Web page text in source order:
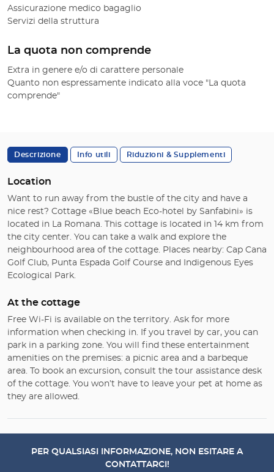
Assicurazione medico bagaglio
Servizi della struttura
La quota non comprende
Extra in genere e/o di carattere personale
Quanto non espressamente indicato alla voce "La quota
comprende"
Descrizione Info utili Riduzioni & Supplementi
Location
Want to run away from the bustle of the city and have a
nice rest? Cottage «Blue beach Eco-hotel by Sanfabini» is
located in La Romana. This cottage is located in 14 km from
the city center. You can take a walk and explore the
neighbourhood area of the cottage. Places nearby: Cap Cana
Golf Club, Punta Espada Golf Course and Indigenous Eyes
Ecological Park.
At the cottage
Free Wi-Fi is available on the territory. Ask for more
information when checking in. If you travel by car, you can
park in a parking zone. You will find these entertainment
amenities on the premises: a picnic area and a barbeque
area. To book an excursion, consult the tour assistance desk
of the cottage. You won’t have to leave your pet at home as
they are allowed.
PER QUALSIASI INFORMAZIONE, NON ESITARE A
CONTATTARCI!